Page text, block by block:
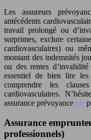
Les assureurs
antécédents
travail prolongé ou
surprimes, exclure
cardiovasculaires) ou
montant des indemnités
ou des rentes
essentiel de bien lire
comprendre les
cardiovasculaires.
assurance prévoyance [4]
Assurance
professionnels)